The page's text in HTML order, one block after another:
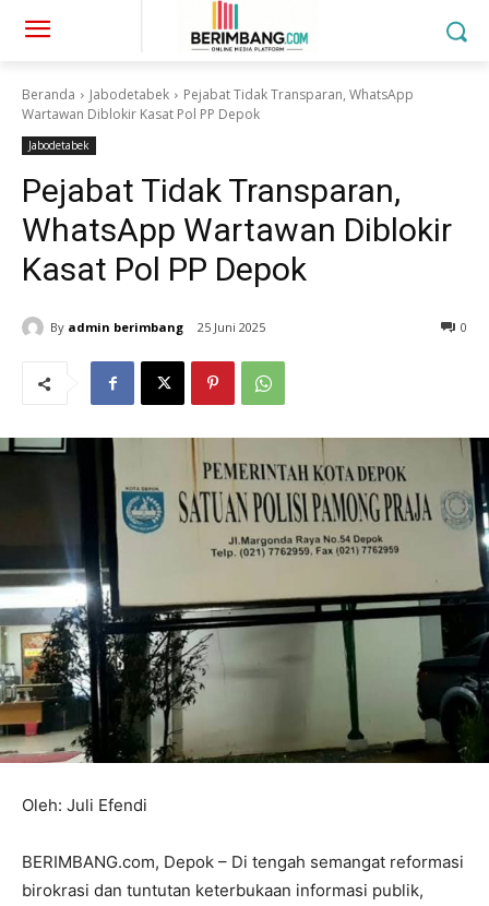
Beranda Jabodetabek
Pejabat Tidak Transparan, WhatsApp
Wartawan Diblokir Kasat Pol PP Depok
Jabodetabek
Pejabat Tidak Transparan,
WhatsApp Wartawan Diblokir
Kasat Pol PP Depok
By admin berimbang 25 Juni 2025 0
Oleh: Juli Efendi
BERIMBANG.com, Depok – Di tengah semangat reformasi
birokrasi dan tuntutan keterbukaan informasi publik,